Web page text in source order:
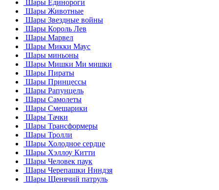
Шары Единороги
Шары Животные
Шары Звездные войны
Шары Король Лев
Шары Марвел
Шары Микки Маус
Шары миньоны
Шары Мишки Ми мишки
Шары Пираты
Шары Принцессы
Шары Рапунцель
Шары Самолеты
Шары Смешарики
Шары Тачки
Шары Трансформеры
Шары Тролли
Шары Холодное сердце
Шары Хэллоу Китти
Шары Человек паук
Шары Черепашки Ниндзя
Шары Щенячий патруль